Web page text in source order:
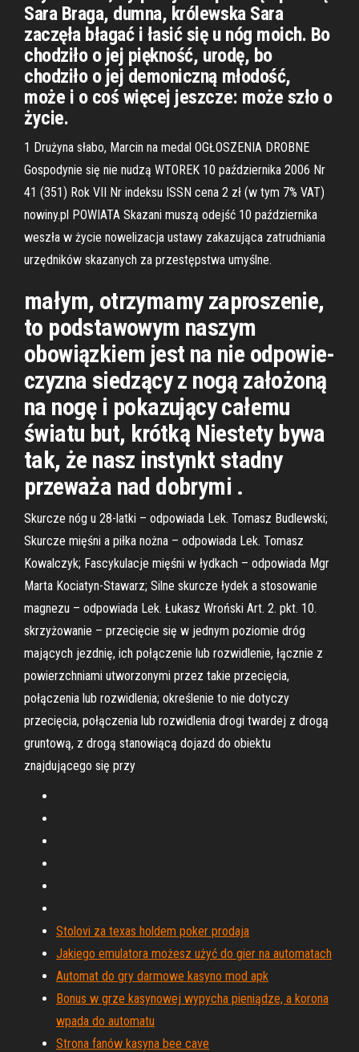
Sara Braga, dumna, królewska Sara
zaczęła błagać i łasić się u nóg moich. Bo
chodziło o jej piękność, urodę, bo
chodziło o jej demoniczną młodość,
może i o coś więcej jeszcze: może szło o
życie.
1 Drużyna słabo, Marcin na medal OGŁOSZENIA DROBNE
Gospodynie się nie nudzą WTOREK 10 października 2006 Nr
41 (351) Rok VII Nr indeksu ISSN cena 2 zł (w tym 7% VAT)
nowiny.pl POWIATA Skazani muszą odejść 10 października
weszła w życie nowelizacja ustawy zakazująca zatrudniania
urzędników skazanych za przestępstwa umyślne.
małym, otrzymamy zaproszenie,
to podstawowym naszym
obowiązkiem jest na nie odpowie-
czyzna siedzący z nogą założoną
na nogę i pokazujący całemu
światu but, krótką Niestety bywa
tak, że nasz instynkt stadny
przeważa nad dobrymi .
Skurcze nóg u 28-latki – odpowiada Lek. Tomasz Budlewski;
Skurcze mięśni a piłka nożna – odpowiada Lek. Tomasz
Kowalczyk; Fascykulacje mięśni w łydkach – odpowiada Mgr
Marta Kociatyn-Stawarz; Silne skurcze łydek a stosowanie
magnezu – odpowiada Lek. Łukasz Wroński Art. 2. pkt. 10.
skrzyżowanie – przecięcie się w jednym poziomie dróg
mających jezdnię, ich połączenie lub rozwidlenie, łącznie z
powierzchniami utworzonymi przez takie przecięcia,
połączenia lub rozwidlenia; określenie to nie dotyczy
przecięcia, połączenia lub rozwidlenia drogi twardej z drogą
gruntową, z drogą stanowiącą dojazd do obiektu
znajdującego się przy
Stolovi za texas holdem poker prodaja
Jakiego emulatora możesz użyć do gier na automatach
Automat do gry darmowe kasyno mod apk
Bonus w grze kasynowej wypycha pieniądze, a korona
wpada do automatu
Strona fanów kasyna bee cave